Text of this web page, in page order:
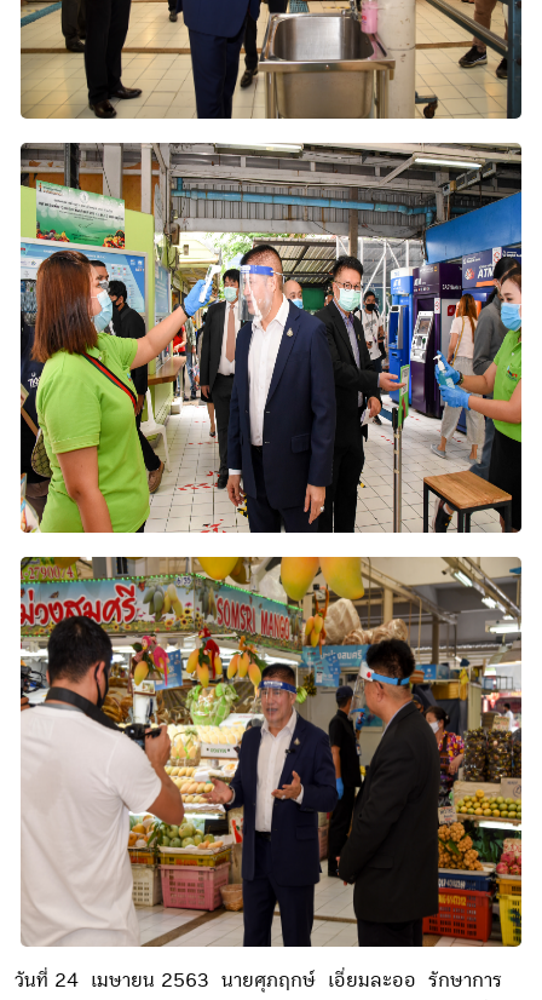
วันที่ 24 เมษายน 2563 นายศุภฤกษ์ เอี่ยมละออ รักษาการ